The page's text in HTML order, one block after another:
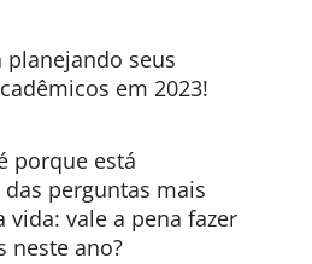
planejando seus
em 2023!
porque está
perguntas mais
vale a pena fazer
neste ano?